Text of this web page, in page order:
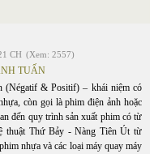
CH (Xem: 2557)
TUẤN
(Négatif & Positif) – khái niệm có
còn gọi là phim điện ảnh hoặc
đến quy trình sản xuất phim có từ
thuật Thứ Bảy - Nàng Tiên Út từ
nhựa và các loại máy quay máy